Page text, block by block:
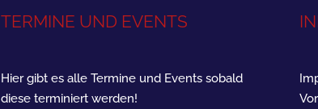
TERMINE UND EVENTS
Hier gibt es alle Termine und Events sobald
diese terminiert werden!